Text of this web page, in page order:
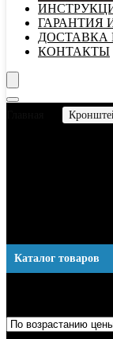
ГАРАНТИЯ
ДОСТАВКА
КОНТАКТЫ
Каталог товаров